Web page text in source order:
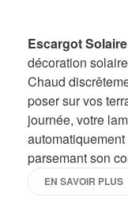
Escargot
décoration
Chaud
poser sur vos
journée, votre
parsemant son
EN SAVOIR PLUS